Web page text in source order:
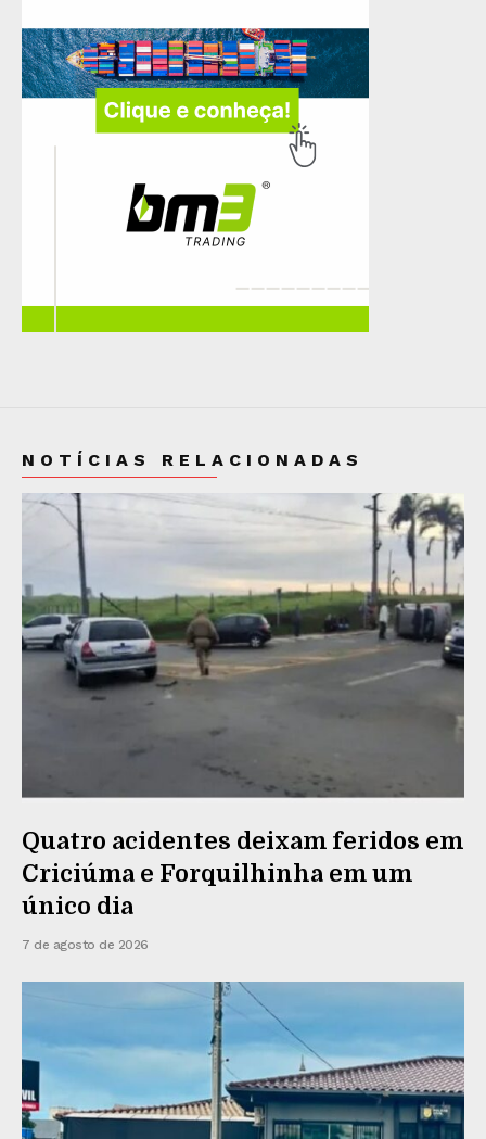
NOTÍCIAS RELACIONADAS
Quatro acidentes deixam feridos em
Criciúma e Forquilhinha em um
único dia
7 de agosto de 2026